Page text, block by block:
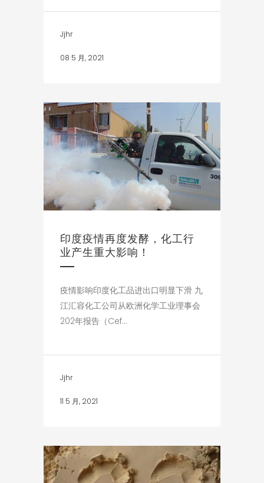
Jjhr
08 5 月, 2021
印度疫情再度发酵，化工行
业产生重大影响！
疫情影响印度化工品进出口明显下滑 九
江汇容化工公司从欧洲化学工业理事会
202年报告（Cef...
Jjhr
11 5 月, 2021